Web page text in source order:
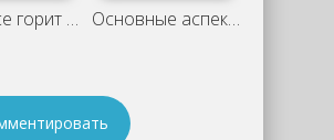
Пусть все горит - Уилл Дин Основные аспекты романа «Казачий крест»